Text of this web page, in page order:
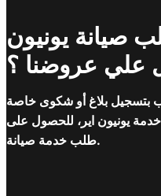
صيانة يونيون
علي عروضنا ؟
بتسجيل بلاغ أو شكوى خاصة
يونيون اير، للحصول على
طلب خدمة صيانة.